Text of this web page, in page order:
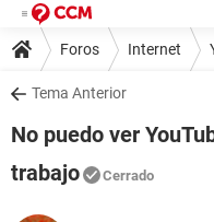
Foros Internet
Tema Anterior
No puedo ver
trabajo
Cerrado